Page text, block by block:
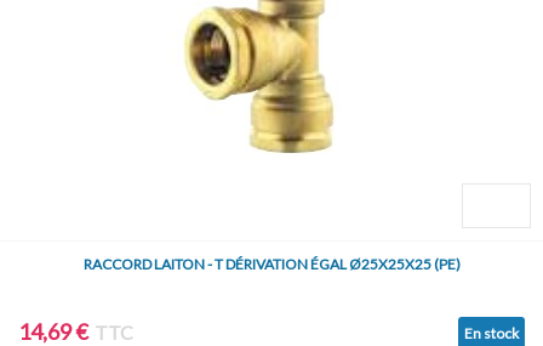
RACCORD LAITON - T DÉRIVATION ÉGAL Ø25X25X25 (PE)
14,69 € TTC En stock